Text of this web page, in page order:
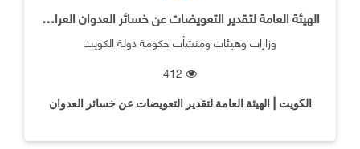
الهيئة العامة لتقدير التعويضات عن خسائر العدوان العراقي
وزارات وهيئات ومنشأت حكومة دولة الكويت
الكويت | الهيئة العامة لتقدير التعويضات عن خسائر العدوان